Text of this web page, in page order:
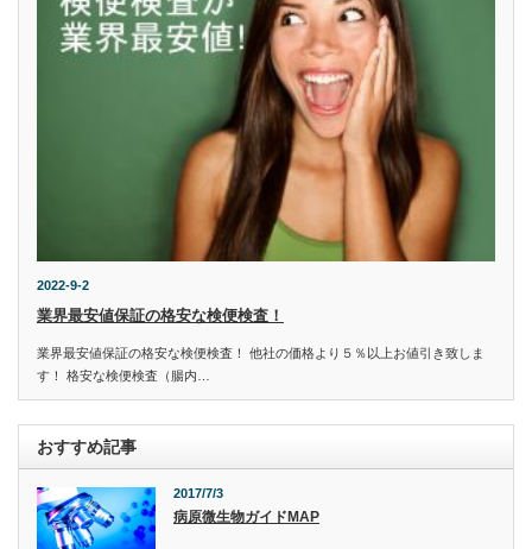
2022-9-2
業界最安値保証の格安な検便検査！
業界最安値保証の格安な検便検査！ 他社の価格より５％以上お値引き致しま
す！ 格安な検便検査（腸内…
おすすめ記事
2017/7/3
病原微生物ガイドMAP